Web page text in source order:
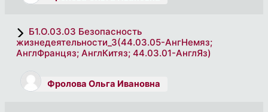
Б1.О.03.03 Безопасность
жизнедеятельности_3(44.03.05-АнгНемяз;
АнглФранцяз; АнглКитяз; 44.03.01-АнглЯз)
Фролова Ольга Ивановна